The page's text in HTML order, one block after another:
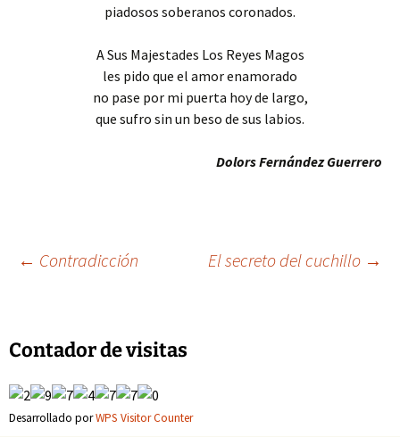
piadosos soberanos coronados.
A Sus Majestades Los Reyes Magos
les pido que el amor enamorado
no pase por mi puerta hoy de largo,
que sufro sin un beso de sus labios.
Dolors Fernández Guerrero
Navegación
de
entradas
← Contradicción El secreto del cuchillo →
Contador de visitas
Desarrollado porWPS Visitor Counter